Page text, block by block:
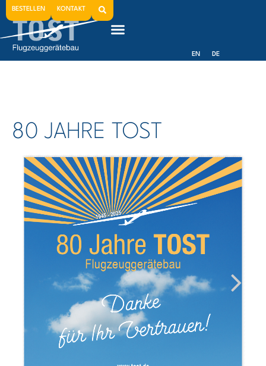
BESTELLEN KONTAKT
EN DE
80 Jahre TOST
80 JAHRE TOST